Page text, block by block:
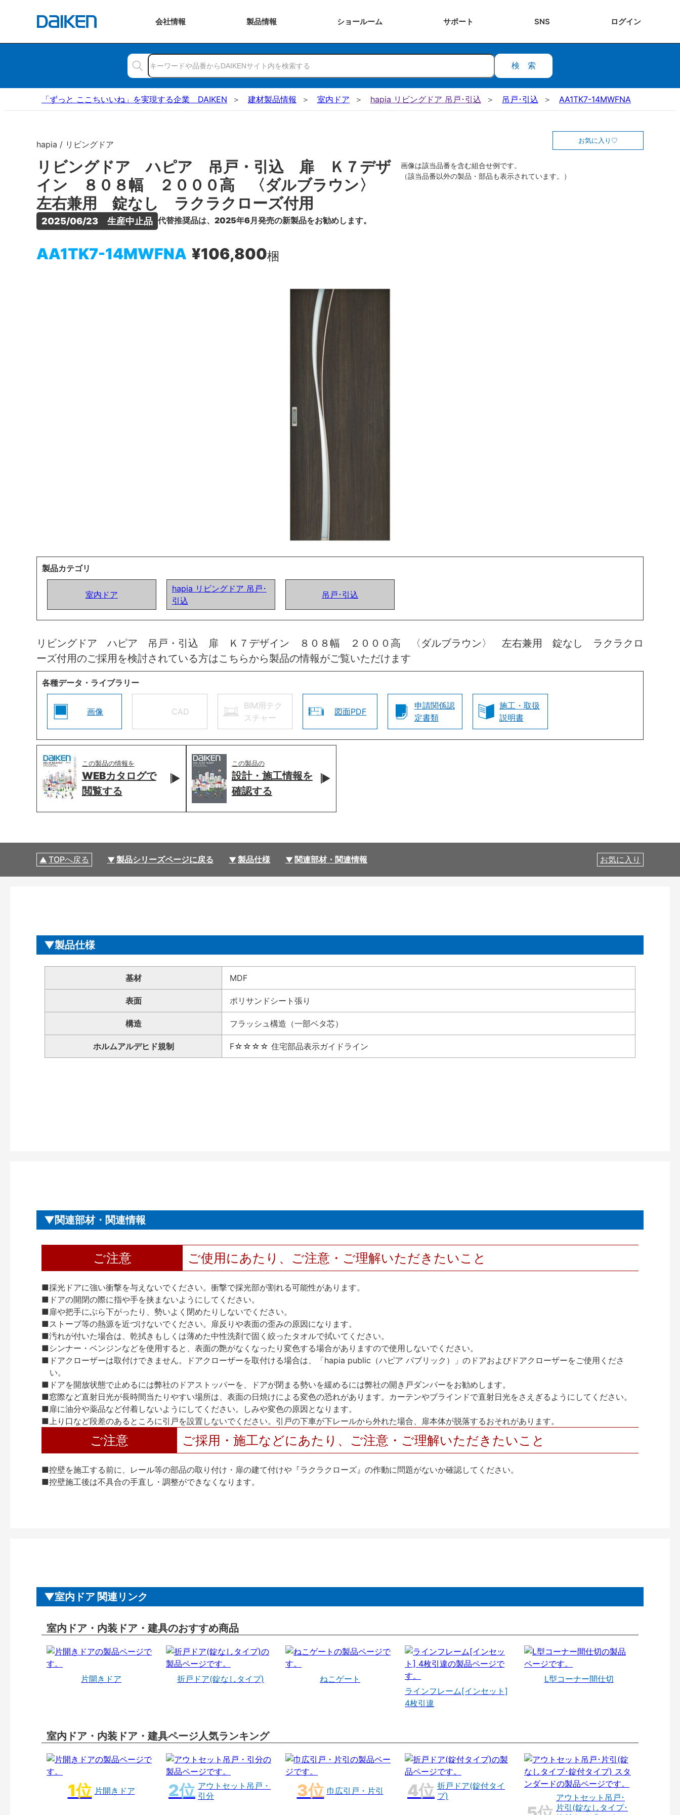
会社情報 製品情報 ショールーム サポート SNS ログイン
検索
「ずっと ここちいいね」を実現する企業 DAIKEN 建材製品情報 室内ドア hapia リビングドア 吊戸･引込 吊戸･引込 AA1TK7-14MWFNA
hapia / リビングドア
リビングドア ハピア 吊戸・引込 扉 Ｋ７デザ
イン ８０８幅 ２０００高 〈ダルブラウン〉
左右兼用 錠なし ラクラクローズ付用
2025/06/23　生産中止品 代替推奨品は、2025年6月発売の新製品をお勧めします。
AA1TK7-14MWFNA ¥106,800梱
お気に入り
画像は該当品番を含む組合せ例です。
（該当品番以外の製品・部品も表示されています。）
製品カテゴリ
室内ドア
hapia リビングドア 吊戸･
引込
吊戸･引込
リビングドア ハピア 吊戸・引込 扉 Ｋ７デザイン ８０８幅 ２０００高 〈ダルブラウン〉 左右兼用 錠なし ラクラクロ
ーズ付用のご採用を検討されている方はこちらから製品の情報がご覧いただけます
各種データ・ライブラリー
画像 CAD
BIM用テク
スチャー
図面PDF
申請関係認
定書類
施工・取扱
説明書
この製品の情報を
WEBカタログで
閲覧する
この製品の
設計・施工情報を
確認する
TOPへ戻る 製品シリーズページに戻る 製品仕様 関連部材・関連情報 お気に入り
製品仕様
基材 MDF
表面 ポリサンドシート張り
構造 フラッシュ構造（一部ベタ芯）
ホルムアルデヒド規制 F☆☆☆☆ 住宅部品表示ガイドライン
関連部材・関連情報
ご注意 ご使用にあたり、ご注意・ご理解いただきたいこと
■採光ドアに強い衝撃を与えないでください。衝撃で採光部が割れる可能性があります。
■ドアの開閉の際に指や手を挟まないようにしてください。
■扉や把手にぶら下がったり、勢いよく閉めたりしないでください。
■ストーブ等の熱源を近づけないでください。扉反りや表面の歪みの原因になります。
■汚れが付いた場合は、乾拭きもしくは薄めた中性洗剤で固く絞ったタオルで拭いてください。
■シンナー・ベンジンなどを使用すると、表面の艶がなくなったり変色する場合がありますので使用しないでください。
■ドアクローザーは取付けできません。ドアクローザーを取付ける場合は、「hapia public（ハピア パブリック）」のドアおよびドアクローザーをご使用くださ
い。
■ドアを開放状態で止めるには弊社のドアストッパーを、ドアが閉まる勢いを緩めるには弊社の開き戸ダンパーをお勧めします。
■窓際など直射日光が長時間当たりやすい場所は、表面の日焼けによる変色の恐れがあります。カーテンやブラインドで直射日光をさえぎるようにしてください。
■扉に油分や薬品など付着しないようにしてください。しみや変色の原因となります。
■上り口など段差のあるところに引戸を設置しないでください。引戸の下車が下レールから外れた場合、扉本体が脱落するおそれがあります。
ご注意 ご採用・施工などにあたり、ご注意・ご理解いただきたいこと
■控壁を施工する前に、レール等の部品の取り付け・扉の建て付けや『ラクラクローズ』の作動に問題がないか確認してください。
■控壁施工後は不具合の手直し・調整ができなくなります。
室内ドア 関連リンク
室内ドア・内装ドア・建具のおすすめ商品
片開きドア 折戸ドア(錠なしタイプ)
ねこゲート
ラインフレーム[インセット]
4枚引違
L型コーナー間仕切
室内ドア・内装ドア・建具ページ人気ランキング
片開きドア
アウトセット吊戸・
引分
巾広引戸・片引
折戸ドア(錠付タイ
プ)
アウトセット吊戸･
片引(錠なしタイプ･